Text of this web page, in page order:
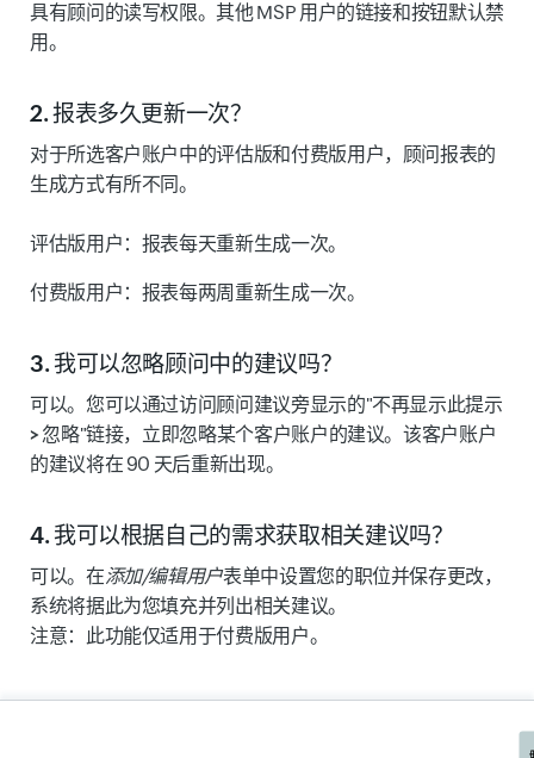
具有顾问的读写权限。其他 MSP 用户的链接和按钮默认禁
用。
2. 报表多久更新一次？
对于所选客户账户中的评估版和付费版用户，顾问报表的
生成方式有所不同。
评估版用户： 报表每天重新生成一次。
付费版用户： 报表每两周重新生成一次。
3. 我可以忽略顾问中的建议吗？
可以。您可以通过访问顾问建议旁显示的"不再显示此提示
> 忽略"链接，立即忽略某个客户账户的建议。该客户账户
的建议将在 90 天后重新出现。
4. 我可以根据自己的需求获取相关建议吗？
可以。在添加/编辑用户表单中设置您的职位并保存更改，
系统将据此为您填充并列出相关建议。
注意：此功能仅适用于付费版用户。